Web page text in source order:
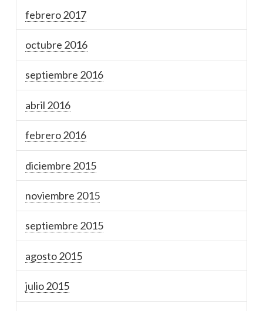
febrero 2017
octubre 2016
septiembre 2016
abril 2016
febrero 2016
diciembre 2015
noviembre 2015
septiembre 2015
agosto 2015
julio 2015